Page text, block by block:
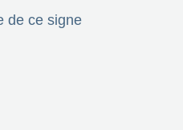
de ce signe